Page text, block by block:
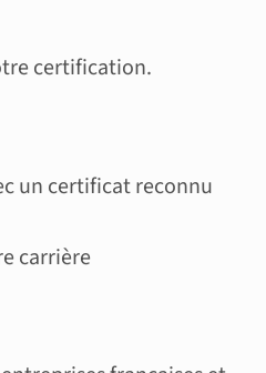
certification.
un certificat reconnu
carrière